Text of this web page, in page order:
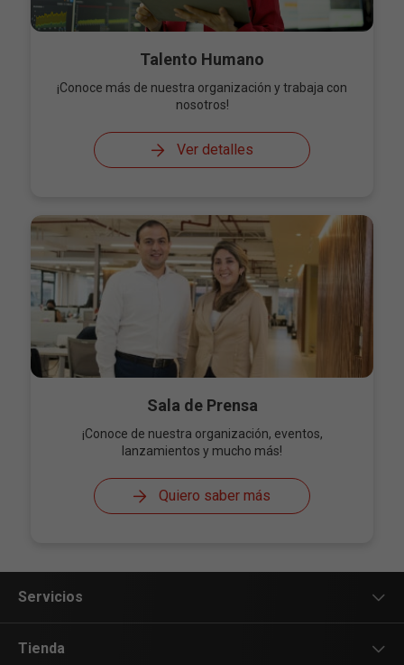
Talento Humano
¡Conoce más de nuestra organización y trabaja con
nosotros!
Ver detalles
Sala de Prensa
¡Conoce de nuestra organización, eventos,
lanzamientos y mucho más!
Quiero saber más
Servicios
Servicios Móviles
Tienda